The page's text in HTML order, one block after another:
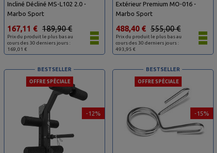
Incliné Décliné MS-L102 2.0 -
Marbo Sport
Prix du produit le plus bas au
cours des 30 derniers jours :
169,01 €
189,90 €
167,11 €
Extérieur Premium MO-016 -
Marbo Sport
Prix du produit le plus bas au
cours des 30 derniers jours :
493,95 €
555,00 €
488,40 €
-12%
OFFRE SPÉCIALE
BESTSELLER
-15%
OFFRE SPÉCIALE
BESTSELLER